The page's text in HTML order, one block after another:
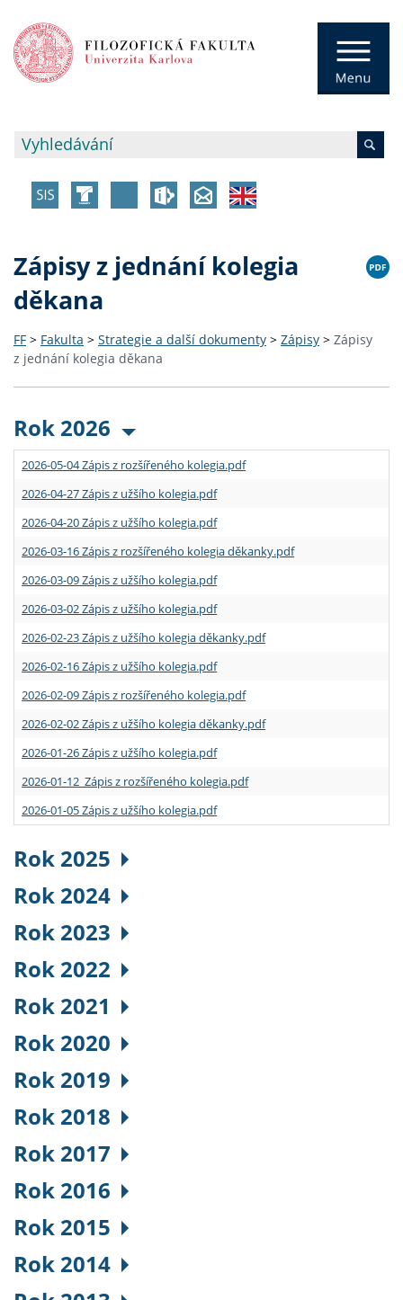
Zápisy z jednání kolegia
děkana
FF > Fakulta > Strategie a další dokumenty > Zápisy > Zápisy
z jednání kolegia děkana
Rok 2026
2026-05-04 Zápis z rozšířeného kolegia.pdf
2026-04-27 Zápis z užšího kolegia.pdf
2026-04-20 Zápis z užšího kolegia.pdf
2026-03-16 Zápis z rozšířeného kolegia děkanky.pdf
2026-03-09 Zápis z užšího kolegia.pdf
2026-03-02 Zápis z užšího kolegia.pdf
2026-02-23 Zápis z užšího kolegia děkanky.pdf
2026-02-16 Zápis z užšího kolegia.pdf
2026-02-09 Zápis z rozšířeného kolegia.pdf
2026-02-02 Zápis z užšího kolegia děkanky.pdf
2026-01-26 Zápis z užšího kolegia.pdf
2026-01-12 Zápis z rozšířeného kolegia.pdf
2026-01-05 Zápis z užšího kolegia.pdf
Rok 2025
Rok 2024
Rok 2023
Rok 2022
Rok 2021
Rok 2020
Rok 2019
Rok 2018
Rok 2017
Rok 2016
Rok 2015
Rok 2014